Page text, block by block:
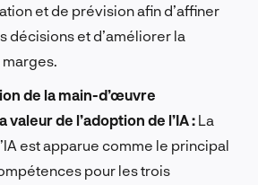
et de prévision afin d’affiner
décisions et d’améliorer la
de la main-d’œuvre
de l’adoption de l’IA : La
est apparue comme le principal
pour les trois